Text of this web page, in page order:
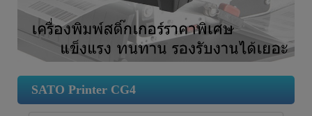
SATO Printer CG4